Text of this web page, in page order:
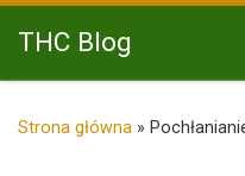
Przejdź do treści
THC Blog
Strona główna »